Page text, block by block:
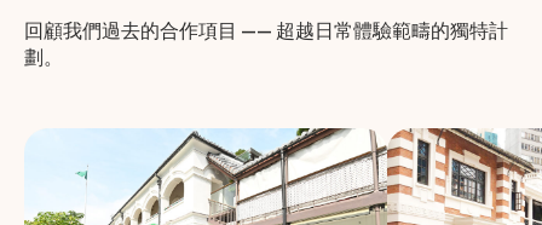
回顧我們過去的合作項目 —— 超越日常體驗範疇的獨特計
劃。